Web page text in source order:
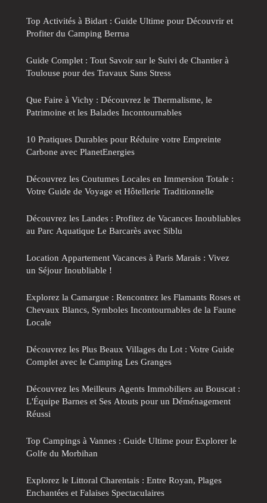
Top Activités à Bidart : Guide Ultime pour Découvrir et
Profiter du Camping Berrua
Guide Complet : Tout Savoir sur le Suivi de Chantier à
Toulouse pour des Travaux Sans Stress
Que Faire à Vichy : Découvrez le Thermalisme, le
Patrimoine et les Balades Incontournables
10 Pratiques Durables pour Réduire votre Empreinte
Carbone avec PlanetEnergies
Découvrez les Coutumes Locales en Immersion Totale :
Votre Guide de Voyage et Hôtellerie Traditionnelle
Découvrez les Landes : Profitez de Vacances Inoubliables
au Parc Aquatique Le Barcarès avec Siblu
Location Appartement Vacances à Paris Marais : Vivez
un Séjour Inoubliable !
Explorez la Camargue : Rencontrez les Flamants Roses et
Chevaux Blancs, Symboles Incontournables de la Faune
Locale
Découvrez les Plus Beaux Villages du Lot : Votre Guide
Complet avec le Camping Les Granges
Découvrez les Meilleurs Agents Immobiliers au Bouscat :
L'Équipe Barnes et Ses Atouts pour un Déménagement
Réussi
Top Campings à Vannes : Guide Ultime pour Explorer le
Golfe du Morbihan
Explorez le Littoral Charentais : Entre Royan, Plages
Enchantées et Falaises Spectaculaires